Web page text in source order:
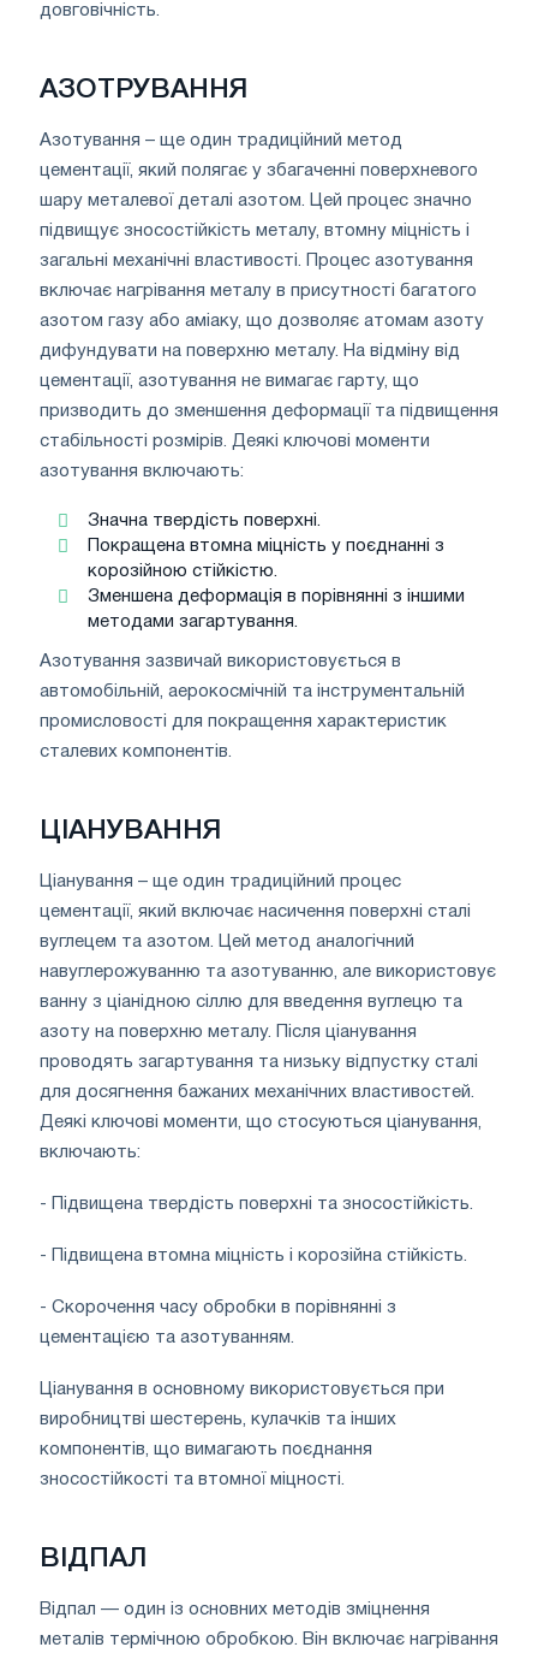
довговічність.
АЗОТРУВАННЯ
Азотування – ще один традиційний метод
цементації, який полягає у збагаченні поверхневого
шару металевої деталі азотом. Цей процес значно
підвищує зносостійкість металу, втомну міцність і
загальні механічні властивості. Процес азотування
включає нагрівання металу в присутності багатого
азотом газу або аміаку, що дозволяє атомам азоту
дифундувати на поверхню металу. На відміну від
цементації, азотування не вимагає гарту, що
призводить до зменшення деформації та підвищення
стабільності розмірів. Деякі ключові моменти
азотування включають:
Значна твердість поверхні.
Покращена втомна міцність у поєднанні з
корозійною стійкістю.
Зменшена деформація в порівнянні з іншими
методами загартування.
Азотування зазвичай використовується в
автомобільній, аерокосмічній та інструментальній
промисловості для покращення характеристик
сталевих компонентів.
ЦІАНУВАННЯ
Ціанування – ще один традиційний процес
цементації, який включає насичення поверхні сталі
вуглецем та азотом. Цей метод аналогічний
навуглерожуванню та азотуванню, але використовує
ванну з ціанідною сіллю для введення вуглецю та
азоту на поверхню металу. Після ціанування
проводять загартування та низьку відпустку сталі
для досягнення бажаних механічних властивостей.
Деякі ключові моменти, що стосуються ціанування,
включають:
- Підвищена твердість поверхні та зносостійкість.
- Підвищена втомна міцність і корозійна стійкість.
- Скорочення часу обробки в порівнянні з
цементацією та азотуванням.
Ціанування в основному використовується при
виробництві шестерень, кулачків та інших
компонентів, що вимагають поєднання
зносостійкості та втомної міцності.
ВІДПАЛ
Відпал — один із основних методів зміцнення
металів термічною обробкою. Він включає нагрівання